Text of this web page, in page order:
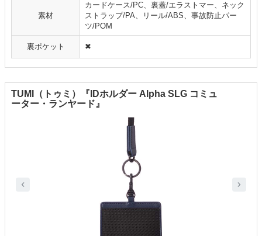
素材
カードケース/PC、裏蓋/エラストマー、ネック
ストラップ/PA、リール/ABS、事故防止パー
ツ/POM
裏ポケット ✖
TUMI（トゥミ）『IDホルダー Alpha SLG コミュ
ーター・ランヤード』